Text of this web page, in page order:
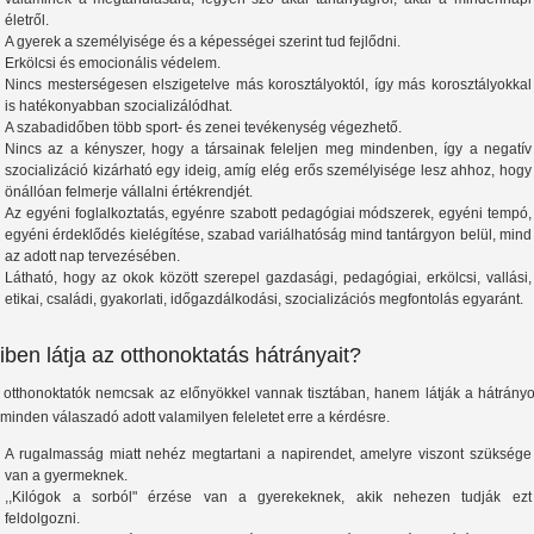
életről.
A gyerek a személyisége és a képességei szerint tud fejlődni.
Erkölcsi és emocionális védelem.
Nincs mesterségesen elszigetelve más korosztályoktól, így más korosztályokkal
is hatékonyabban szocializálódhat.
A szabadidőben több sport- és zenei tevékenység végezhető.
Nincs az a kényszer, hogy a társainak feleljen meg mindenben, így a negatív
szocializáció kizárható egy ideig, amíg elég erős személyisége lesz ahhoz, hogy
önállóan felmerje vállalni értékrendjét.
Az egyéni foglalkoztatás, egyénre szabott pedagógiai módszerek, egyéni tempó,
egyéni érdeklődés kielégítése, szabad variálhatóság mind tantárgyon belül, mind
az adott nap tervezésében.
Látható, hogy az okok között szerepel gazdasági, pedagógiai, erkölcsi, vallási,
etikai, családi, gyakorlati, időgazdálkodási, szocializációs megfontolás egyaránt.
látja az otthonoktatás hátrányait?
otthonoktatók nemcsak az előnyökkel vannak tisztában, hanem látják a
válaszadó adott valamilyen feleletet erre a kérdésre.
A rugalmasság miatt nehéz megtartani a napirendet, amelyre viszont szüksége
van a gyermeknek.
,,Kilógok a sorból" érzése van a gyerekeknek, akik nehezen tudják ezt
feldolgozni.